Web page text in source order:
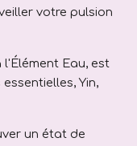
votrepulsion
l'Élément Eau, est
Yin,
un état de